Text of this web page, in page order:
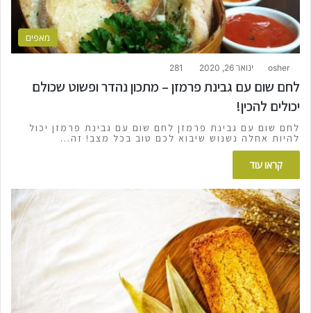
מאפים
osher ינואר 26, 2020 281
לחם שום עם גבינת פרמזן – מתכון נהדר ופשוט שכולם
יכולים להכין!
לחם שום עם גבינת פרמזן לחם שום עם גבינת פרמזן יכול
להיות אחלה נשנוש שיבוא לכם טוב בכל מצב! זה…
קראו עוד